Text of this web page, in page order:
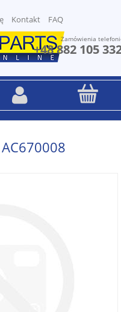
Kontakt FAQ
Zamówienia
+48 882 105